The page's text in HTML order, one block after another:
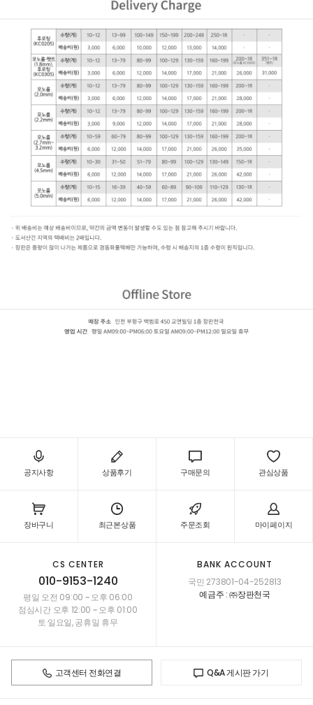
공지사항 상품후기 구매문의 관심상품
장바구니 최근본상품 주문조회 마이페이지
CS CENTER
010-9153-1240
평일 오전 09:00 ~ 오후 06:00
점심시간 오후 12:00 ~ 오후 01:00
토·일요일, 공휴일 휴무
BANK ACCOUNT
국민 273801-04-252813
예금주 : ㈜장판천국
고객센터 전화연결 Q&A 게시판 가기